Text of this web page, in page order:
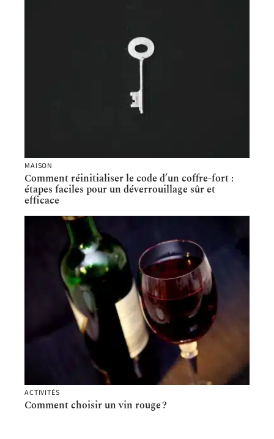
MAISON
Comment réinitialiser le code d’un coffre-fort :
étapes faciles pour un déverrouillage sûr et
efficace
ACTIVITÉS
Comment choisir un vin rouge ?